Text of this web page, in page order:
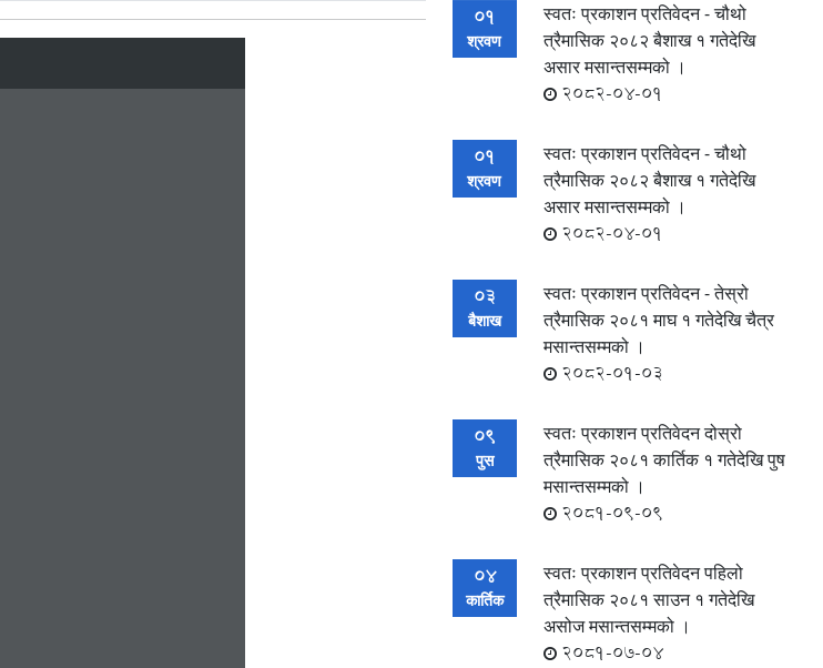
01
श्रवण
स्वतः प्रकाशन प्रतिवेदन - चौथो
त्रैमासिक २०८२ बैशाख १ गतेदेखि
असार मसान्तसम्मको ।
2082-04-01
01
श्रवण
स्वतः प्रकाशन प्रतिवेदन - चौथो
त्रैमासिक २०८२ बैशाख १ गतेदेखि
असार मसान्तसम्मको ।
2082-04-01
03
बैशाख
स्वतः प्रकाशन प्रतिवेदन - तेस्रो
त्रैमासिक २०८१ माघ १ गतेदेखि चैत्र
मसान्तसम्मको ।
2082-01-03
09
पुस
स्वतः प्रकाशन प्रतिवेदन दोस्रो
त्रैमासिक २०८१ कार्तिक १ गतेदेखि पुष
मसान्तसम्मको ।
2081-09-09
04
कार्तिक
स्वतः प्रकाशन प्रतिवेदन पहिलो
त्रैमासिक २०८१ साउन १ गतेदेखि
असोज मसान्तसम्मको ।
2081-07-04